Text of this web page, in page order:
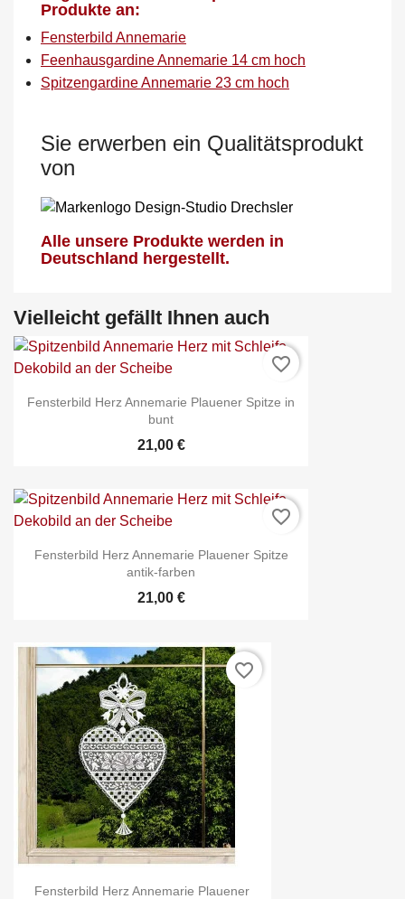
Produkte an:
Fensterbild Annemarie
Feenhausgardine Annemarie 14 cm hoch
Spitzengardine Annemarie 23 cm hoch
Sie erwerben ein Qualitätsprodukt
von
Alle unsere Produkte werden in
Deutschland hergestellt.
Vielleicht gefällt Ihnen auch
Fensterbild Herz Annemarie Plauener Spitze in
bunt
21,00 €
favorite_border
Fensterbild Herz Annemarie Plauener Spitze
antik-farben
21,00 €
favorite_border
Fensterbild Herz Annemarie Plauener
favorite_border